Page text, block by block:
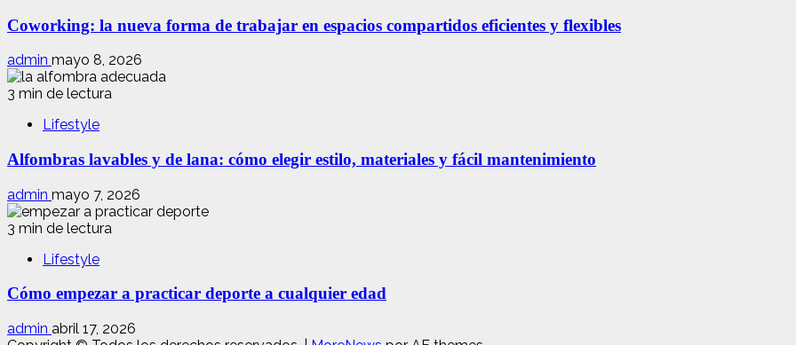
Coworking: la nueva forma de trabajar en espacios compartidos eficientes y flexibles
admin mayo 8, 2026
3 min de lectura
Lifestyle
Alfombras lavables y de lana: cómo elegir estilo, materiales y fácil mantenimiento
admin mayo 7, 2026
3 min de lectura
Lifestyle
Cómo empezar a practicar deporte a cualquier edad
admin abril 17, 2026